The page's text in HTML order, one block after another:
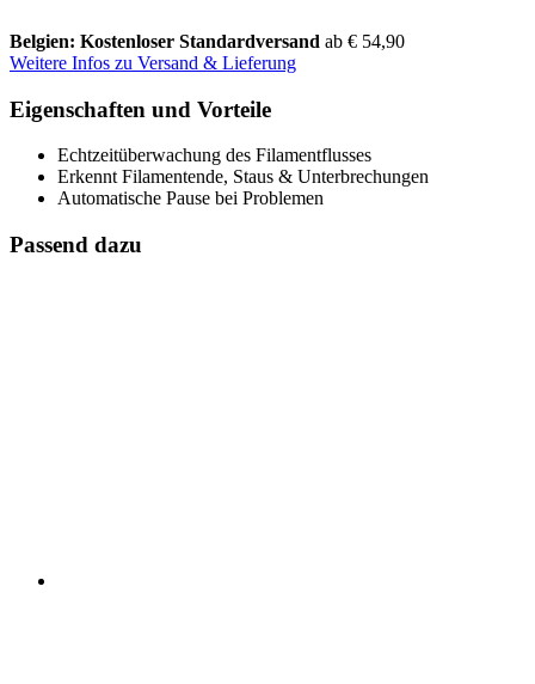
Belgien: Kostenloser Standardversand ab € 54,90
Weitere Infos zu Versand & Lieferung
Eigenschaften und Vorteile
Echtzeitüberwachung des Filamentflusses
Erkennt Filamentende, Staus & Unterbrechungen
Automatische Pause bei Problemen
Passend dazu